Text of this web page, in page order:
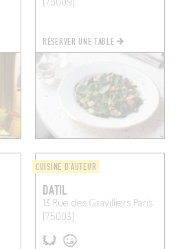
(75009)
RÉSERVER UNE TABLE
CUISINE D'AUTEUR
DATIL
13 Rue des Gravilliers Paris
(75003)